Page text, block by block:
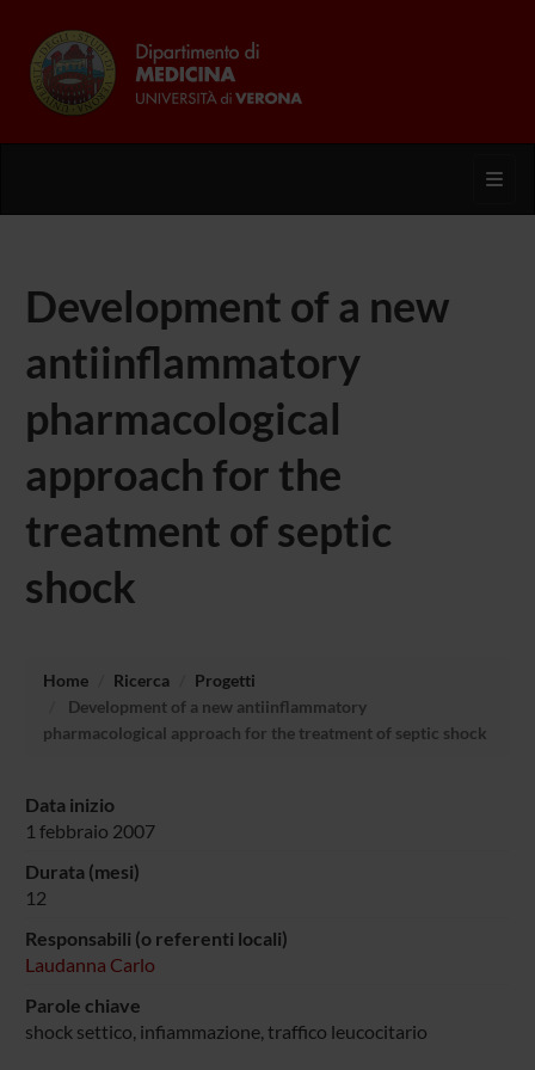
Development of a new
antiinflammatory
pharmacological
approach for the
treatment of septic
shock
Home Ricerca
Progetti
Development of a new antiinflammatory
pharmacological approach for the treatment of septic shock
Data inizio
1 febbraio 2007
Durata (mesi)
12
Responsabili (o referenti locali)
Laudanna Carlo
Parole chiave
shock settico, infiammazione, traffico leucocitario